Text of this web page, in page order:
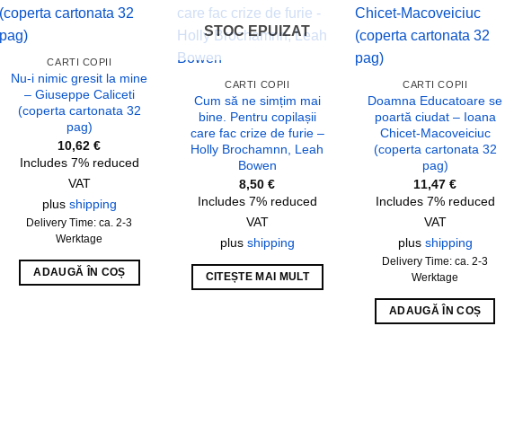
Add to
wishlist
CARTI COPII
Nu-i nimic gresit la mine
– Giuseppe Caliceti
(coperta cartonata 32
pag)
10,62€
Includes 7% reduced
VAT
plus shipping
Delivery Time: ca. 2-3
Werktage
ADAUGĂ ÎN COȘ
Add to
wishlist
STOC EPUIZAT
CARTI COPII
Cum să ne simțim mai
bine. Pentru copilașii
care fac crize de furie –
Holly Brochamnn, Leah
Bowen
8,50€
Includes 7% reduced
VAT
plus shipping
CITEȘTE MAI MULT
wishlist
CARTI COPII
Doamna Educatoare se
poartă ciudat – Ioana
Chicet-Macoveiciuc
(coperta cartonata 32
pag)
11,47€
Includes 7% reduced
VAT
plus shipping
Delivery Time: ca. 2-3
Werktage
ADAUGĂ ÎN COȘ